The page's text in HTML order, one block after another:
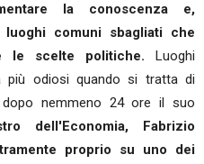
la conoscenza e,
comuni sbagliati che
le scelte politiche. Luoghi
più odiosi quando si tratta di
nemmeno 24 ore il suo
dell'Economia, Fabrizio
proprio su uno dei